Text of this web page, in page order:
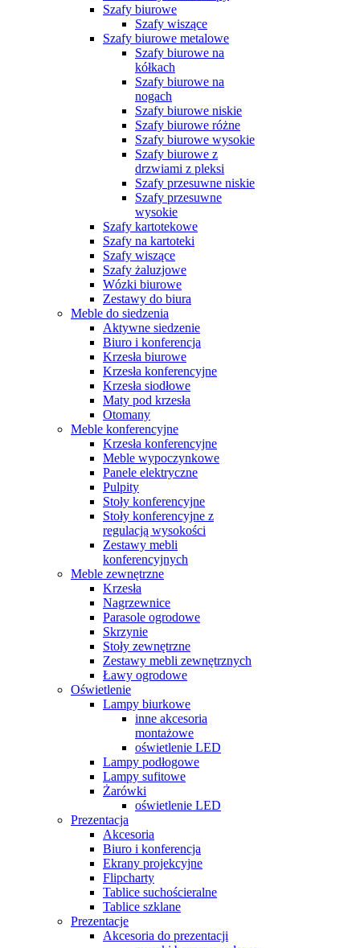
Szafy biurowe
Szafy wiszące
Szafy biurowe metalowe
Szafy biurowe na
kółkach
Szafy biurowe na
nogach
Szafy biurowe niskie
Szafy biurowe różne
Szafy biurowe wysokie
Szafy biurowe z
drzwiami z pleksi
Szafy przesuwne niskie
Szafy przesuwne
wysokie
Szafy kartotekowe
Szafy na kartoteki
Szafy wiszące
Szafy żaluzjowe
Wózki biurowe
Zestawy do biura
Meble do siedzenia
Aktywne siedzenie
Biuro i konferencja
Krzesła biurowe
Krzesła konferencyjne
Krzesła siodłowe
Maty pod krzesła
Otomany
Meble konferencyjne
Krzesła konferencyjne
Meble wypoczynkowe
Panele elektryczne
Pulpity
Stoły konferencyjne
Stoły konferencyjne z
regulacją wysokości
Zestawy mebli
konferencyjnych
Meble zewnętrzne
Krzesła
Nagrzewnice
Parasole ogrodowe
Skrzynie
Stoły zewnętrzne
Zestawy mebli zewnętrznych
Ławy ogrodowe
Oświetlenie
Lampy biurkowe
inne akcesoria
montażowe
oświetlenie LED
Lampy podłogowe
Lampy sufitowe
Żarówki
oświetlenie LED
Prezentacja
Akcesoria
Biuro i konferencja
Ekrany projekcyjne
Flipcharty
Tablice suchościeralne
Tablice szklane
Prezentacje
Akcesoria do prezentacji